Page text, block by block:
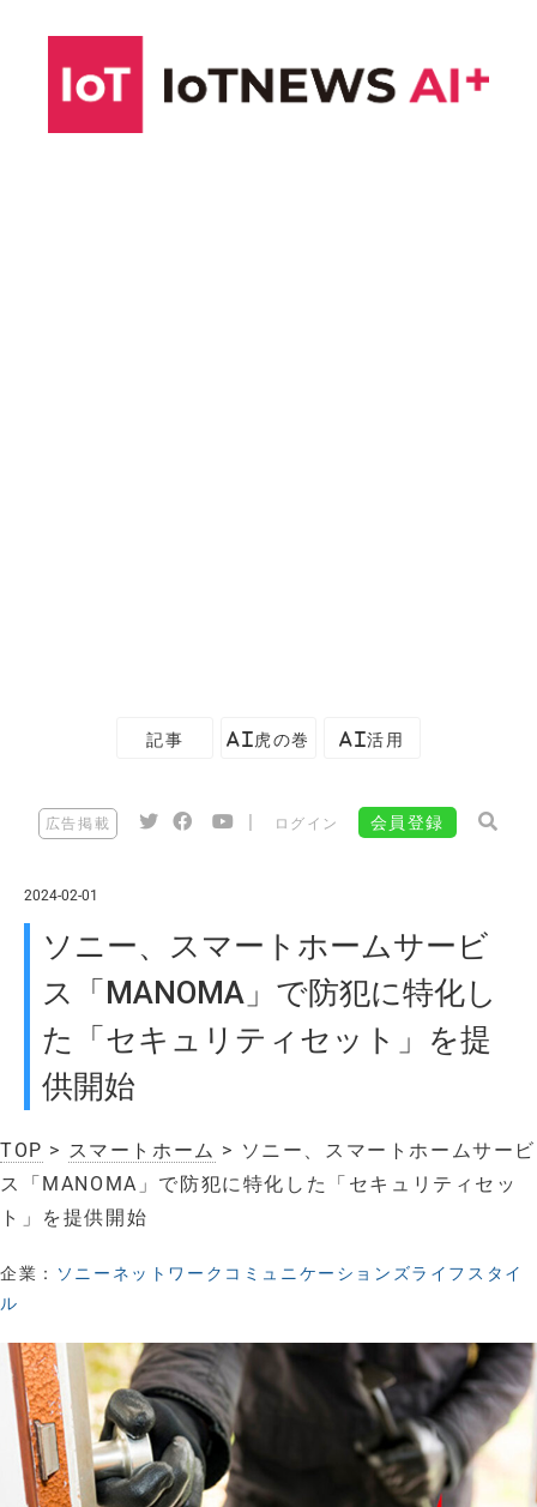
記事 AI虎の巻 AI活用
広告掲載 ログイン 会員登録
2024-02-01
ソニー、スマートホームサービ
ス「MANOMA」で防犯に特化し
た「セキュリティセット」を提
供開始
TOP > スマートホーム > ソニー、スマートホームサービ
ス「MANOMA」で防犯に特化した「セキュリティセッ
ト」を提供開始
企業：
ソニーネットワークコミュニケーションズライフスタイ
ル